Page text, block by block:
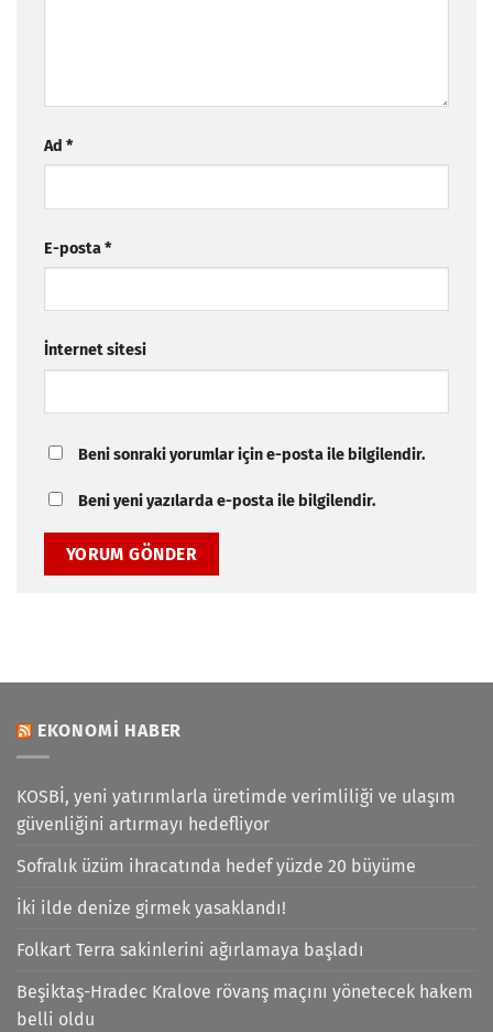
Ad *
E-posta*
İnternet sitesi
Beni sonraki yorumlar için e-posta ile bilgilendir.
Beni yeni yazılarda e-posta ile bilgilendir.
EKONOMI HABER
KOSBİ, yeni yatırımlarla üretimde verimliliği ve ulaşım
güvenliğini artırmayı hedefliyor
Sofralık üzüm ihracatında hedef yüzde 20 büyüme
İki ilde denize girmek yasaklandı!
Folkart Terra sakinlerini ağırlamaya başladı
Beşiktaş-Hradec Kralove rövanş maçını yönetecek hakem
belli oldu